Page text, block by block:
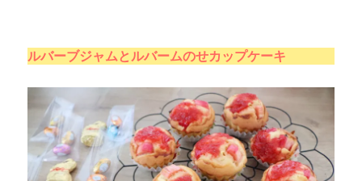
ルバーブジャムとルバームのせカップケーキ